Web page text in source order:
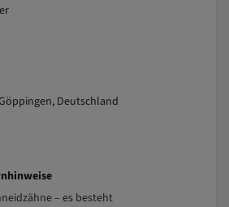
Deutschland
– es besteht